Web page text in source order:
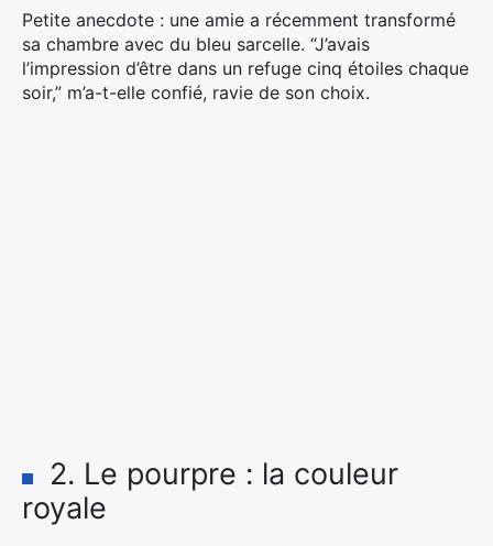
Petite anecdote : une amie a récemment transformé
sa chambre avec du bleu sarcelle. “J’avais
l’impression d’être dans un refuge cinq étoiles chaque
soir,” m’a-t-elle confié, ravie de son choix.
2. Le pourpre : la couleur
royale